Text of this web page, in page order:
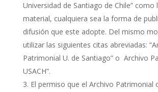
Universidad de Santiago de Chile” como
material, cualquiera sea la forma de
difusión que este adopte. Del mismo
utilizar las siguientes citas abreviadas:
Patrimonial U. de Santiago” o Archivo
USACH”.
El permiso que el Archivo Patrimonial